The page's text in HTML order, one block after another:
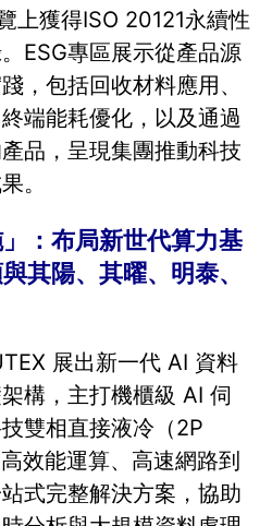
上獲得ISO 20121永續性
ESG專區展示從產品源
，包括回收材料應用、
端能耗優化，以及通過
品，呈現集團推動科技
。
：布局新世代算力基
其陽、其曜、明泰、
展出新一代 AI 資料
構，主打機櫃級 AI 伺
雙相直接液冷（2P
效能運算、高速網路到
式完整解決方案，協助